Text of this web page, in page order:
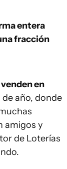
entera
fracción
en
año, donde
amigos y
de Loterías